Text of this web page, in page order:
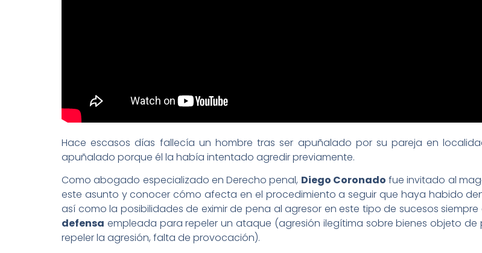
Hace escasos días fallecía un hombre tras ser apuñalado por su pareja en
apuñalado porque él la había intentado agredir previamente.
Como abogado especializado en Derecho penal, Diego Coronado fue invitado al
este asunto y conocer cómo afecta en el procedimiento a seguir que haya habido
así como la posibilidades de eximir de pena al agresor en este tipo de sucesos
defensa empleada para repeler un ataque (agresión ilegítima sobre bienes objeto
repeler la agresión, falta de provocación).